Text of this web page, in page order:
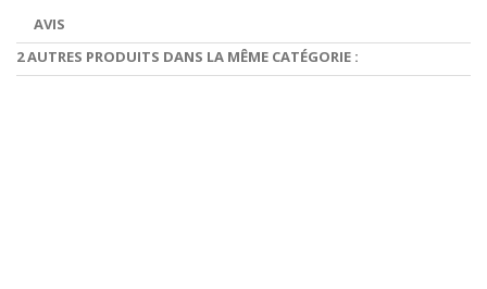
AVIS
2 AUTRES PRODUITS DANS LA MÊME CATÉGORIE :